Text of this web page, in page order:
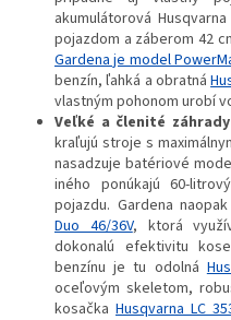
akumulátorová Husqvarna
pojazdom a záberom 42
Gardena je model
benzín, ľahká a obratná
vlastným pohonom urobí
Veľké a členité záhrady
kraľujú stroje s
nasadzuje batériové
iného ponúkajú 60-
pojazdu. Gardena
Duo 46/36V, ktorá
dokonalú efektivitu
benzínu je tu odolná
oceľovým skeletom,
kosačka Husqvarna LC